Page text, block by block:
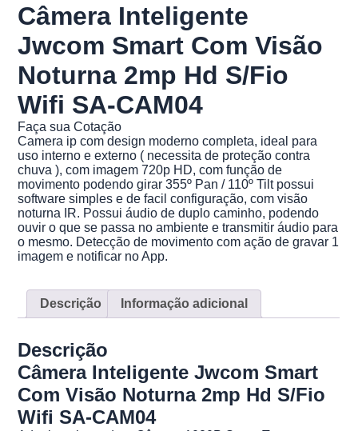
Câmera Inteligente
Jwcom Smart Com Visão
Noturna 2mp Hd S/Fio
Wifi SA-CAM04
Faça sua Cotação
Camera ip com design moderno completa, ideal para
uso interno e externo ( necessita de proteção contra
chuva ), com imagem 720p HD, com função de
movimento podendo girar 355º Pan / 110º Tilt possui
software simples e de facil configuração, com visão
noturna IR. Possui áudio de duplo caminho, podendo
ouvir o que se passa no ambiente e transmitir áudio para
o mesmo. Detecção de movimento com ação de gravar 1
imagem e notificar no App.
Descrição Informação adicional
Descrição
Câmera Inteligente Jwcom Smart
Com Visão Noturna 2mp Hd S/Fio
Wifi SA-CAM04